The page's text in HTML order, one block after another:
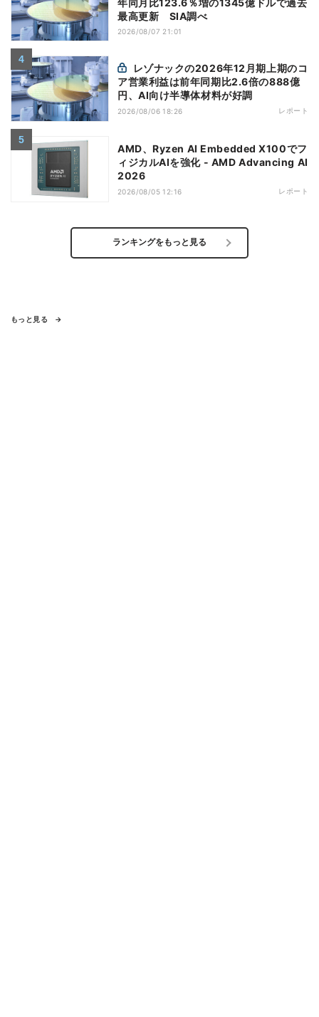
最高更新 SIA調べ
2026/08/07 21:01
ア営業利益は前年同期比2.6倍の888億
円、AI向け半導体材料が好調
2026/08/06 18:26 レポート
AMD、Ryzen AI Embedded X100でフ
ィジカルAIを強化 - AMD Advancing AI
2026
2026/08/05 12:16 レポート
ランキングをもっと見る
もっと見る